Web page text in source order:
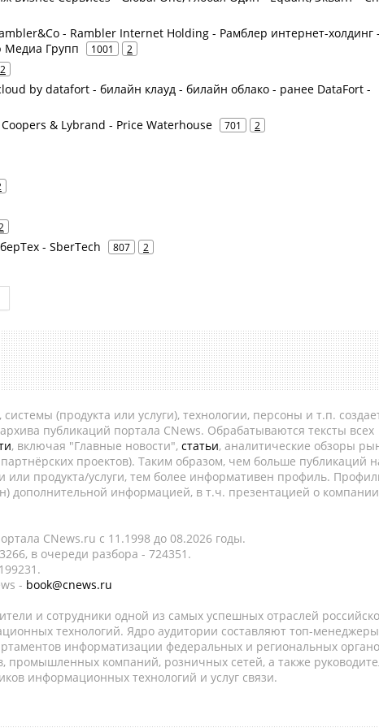
- Rambler Internet Holding - Рамблер интернет-холдинг
Медиа Групп
1001 2
2
by datafort - билайн клауд - билайн облако - ранее DataFort -
& Lybrand - Price Waterhouse 701 2
2
- SberTech 807 2
(продукта или услуги), технологии, персоны и т.п.
публикаций портала CNews. Обрабатываются тексты всех
, включая "Главные новости", статьи, аналитические обзоры
проектов). Таким образом, чем больше публикаций
или продукта/услуги, тем более информативен профиль.
дополнительной информацией, в т.ч. презентацией о
CNews.ru c 11.1998 до 08.2026 годы.
в очереди разбора - 724351.
- book@cnews.ru
и сотрудники одной из самых успешных отраслей
технологий. Ядро аудитории составляют топ-
информатизации федеральных и региональных
промышленных компаний, розничных сетей, а также
информационных технологий и услуг связи.